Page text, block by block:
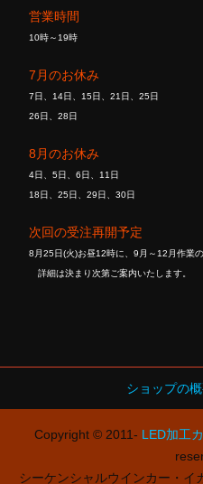
営業時間
10時～19時
7月のお休み
7日、14日、15日、21日、25日
26日、28日
8月のお休み
4日、5日、6日、11日
18日、25日、29日、30日
次回の受注再開予定
8月25日(火)お昼12時に、9月～12月作業
詳細は決まり次第ご案内いたします。
ショップの
Copyright © 2011- LED加工
シーケンシャルウインカー・イ